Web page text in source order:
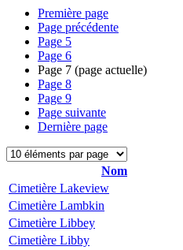
Première page
Page précédente
Page 5
Page 6
Page 7 (page actuelle)
Page 8
Page 9
Page suivante
Dernière page
Nom
Cimetière Lakeview
Cimetière Lambkin
Cimetière Libbey
Cimetière Libby